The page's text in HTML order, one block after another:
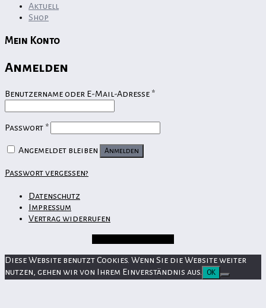
Aktuell
Shop
Mein Konto
Anmelden
Benutzername oder E-Mail-Adresse *Erforderlich
Passwort *Erforderlich
Angemeldet bleiben Anmelden
Passwort vergessen?
Datenschutz
Impressum
Vertrag widerrufen
Diese Website benutzt Cookies. Wenn Sie die Website weiter
nutzen, gehen wir von Ihrem Einverständnis aus.
OK